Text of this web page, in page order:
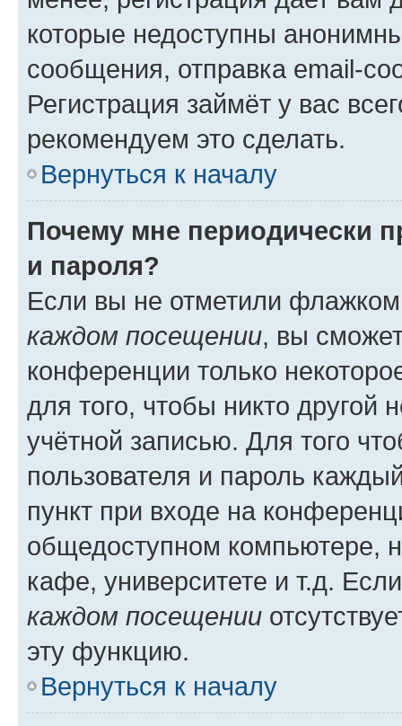
которые недоступны
сообщения, отправка email-
Регистрация займёт у вас
рекомендуем это сделать.
Вернуться к началу
Почему мне периодически
и пароля?
Если вы не отметили
каждом посещении, вы
конференции только
для того, чтобы никто другой
учётной записью. Для того
пользователя и пароль
пункт при входе на
общедоступном компьютере,
кафе, университете и т.д.
каждом посещении
эту функцию.
Вернуться к началу